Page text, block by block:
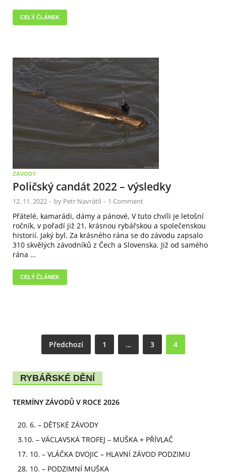
CELÝ ČLÁNEK
ZÁVODY
Poličský candát 2022 – výsledky
12. 11. 2022 - by Petr Navrátil - 1 Comment
Přátelé, kamarádi, dámy a pánové, V tuto chvíli je letošní
ročník, v pořadí již 21, krásnou rybářskou a společenskou
historií. Jaký byl. Za krásného rána se do závodu zapsalo
310 skvělých závodníků z Čech a Slovenska. Již od samého
rána …
CELÝ ČLÁNEK
Předchozí 1 … 3 4
RYBÁŘSKÉ DĚNÍ
TERMÍNY ZÁVODŮ V ROCE 2026
20. 6. – DĚTSKÉ ZÁVODY
3.10. – VÁCLAVSKÁ TROFEJ – MUŠKA + PŘÍVLAČ
17. 10. – VLÁČKA DVOJIC – HLAVNÍ ZÁVOD PODZIMU
28. 10. – PODZIMNÍ MUŠKA